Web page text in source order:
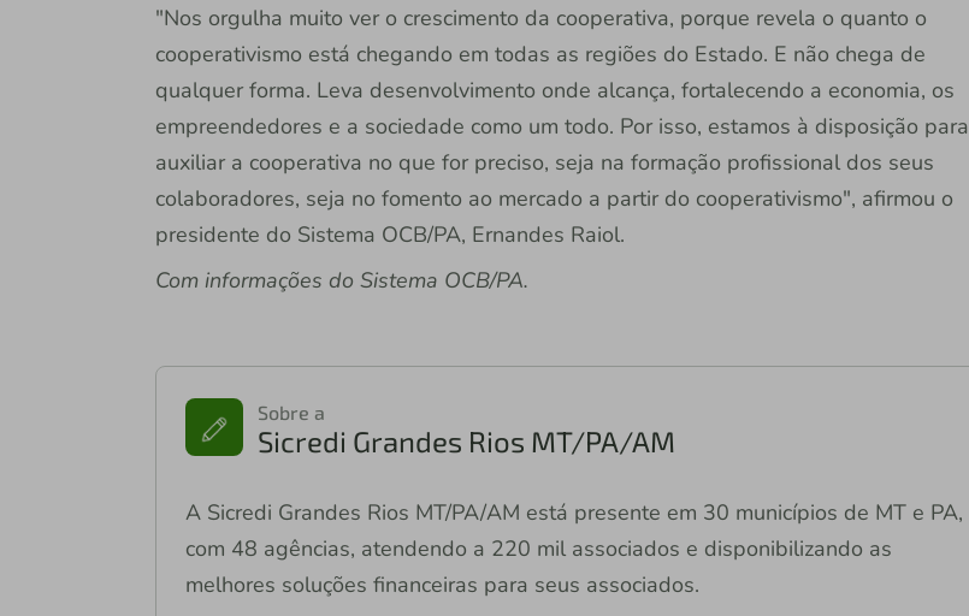
"Nos orgulha muito ver o crescimento da cooperativa, porque revela o quanto o
cooperativismo está chegando em todas as regiões do Estado. E não chega de
qualquer forma. Leva desenvolvimento onde alcança, fortalecendo a economia, os
empreendedores e a sociedade como um todo. Por isso, estamos à disposição para
auxiliar a cooperativa no que for preciso, seja na formação profissional dos seus
colaboradores, seja no fomento ao mercado a partir do cooperativismo", afirmou o
presidente do Sistema OCB/PA, Ernandes Raiol.
Com informações do Sistema OCB/PA.
Sobre a
Sicredi Grandes Rios MT/PA/AM
A Sicredi Grandes Rios MT/PA/AM está presente em 30 municípios de MT e PA,
com 48 agências, atendendo a 220 mil associados e disponibilizando as
melhores soluções financeiras para seus associados.